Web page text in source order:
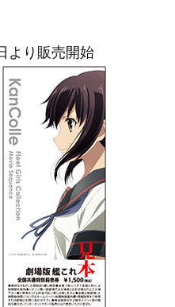
より販売開始